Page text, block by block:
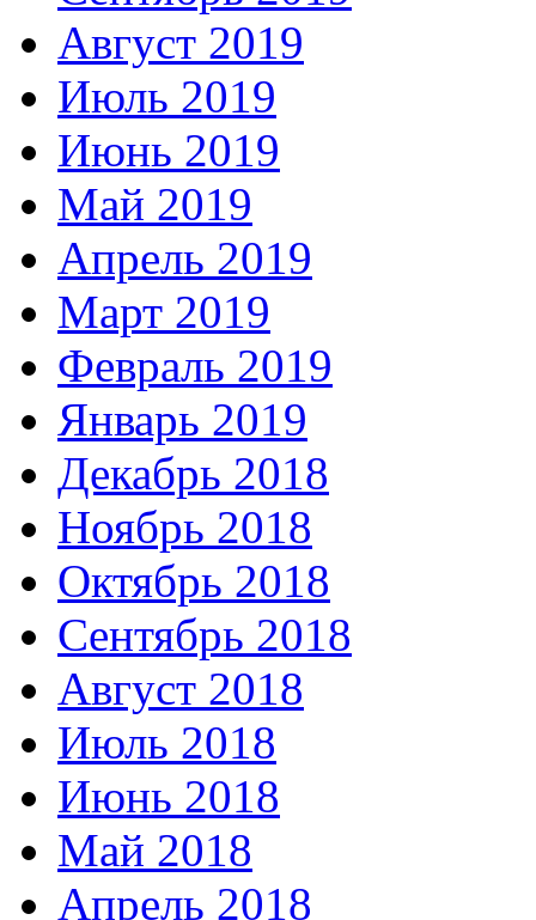
Август 2019
Июль 2019
Июнь 2019
Май 2019
Апрель 2019
Март 2019
Февраль 2019
Январь 2019
Декабрь 2018
Ноябрь 2018
Октябрь 2018
Сентябрь 2018
Август 2018
Июль 2018
Июнь 2018
Май 2018
Апрель 2018